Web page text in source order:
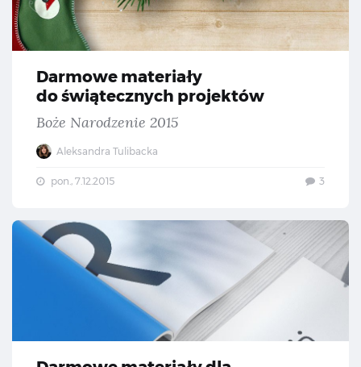
Darmowe materiały
do świątecznych projektów
Boże Narodzenie 2015
Aleksandra Tulibacka
pon., 7.12.2015 3